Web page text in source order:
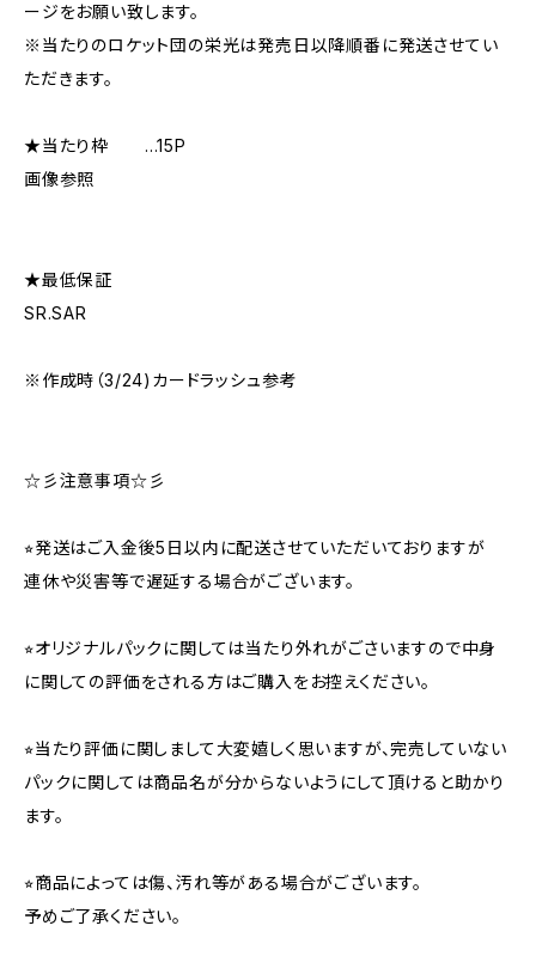
ージをお願い致します。
※当たりのロケット団の栄光は発売日以降順番に発送させてい
ただきます。
★当たり枠 …15P
画像参照
★最低保証
SR.SAR
※作成時（3/24)カードラッシュ参考
☆彡注意事項☆彡
⭐︎発送はご入金後5日以内に配送させていただいておりますが
連休や災害等で遅延する場合がございます。
⭐︎オリジナルパックに関しては当たり外れがごさいますので中身
に関しての評価をされる方はご購入をお控えください。
⭐︎当たり評価に関しまして大変嬉しく思いますが、完売していない
パックに関しては商品名が分からないようにして頂けると助かり
ます。
⭐︎商品によっては傷、汚れ等がある場合がございます。
予めご了承ください。